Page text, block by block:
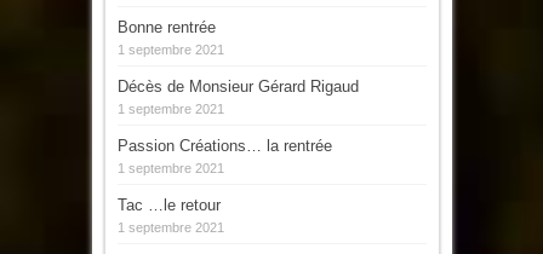
Bonne rentrée
1 septembre 2021
Décès de Monsieur Gérard Rigaud
1 septembre 2021
Passion Créations… la rentrée
1 septembre 2021
Tac …le retour
1 septembre 2021